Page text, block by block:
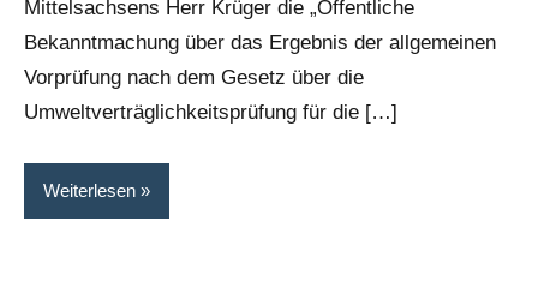
Mittelsachsens Herr Krüger die „Öffentliche
Bekanntmachung über das Ergebnis der allgemeinen
Vorprüfung nach dem Gesetz über die
Umweltverträglichkeitsprüfung für die […]
Weiterlesen